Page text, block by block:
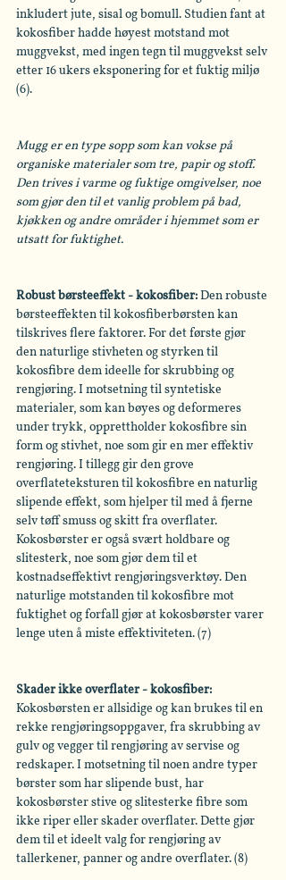
inkludert jute, sisal og bomull. Studien fant at
kokosfiber hadde høyest motstand mot
muggvekst, med ingen tegn til muggvekst selv
etter 16 ukers eksponering for et fuktig miljø
(6).
Mugg er en type sopp som kan vokse på
organiske materialer som tre, papir og stoff.
Den trives i varme og fuktige omgivelser, noe
som gjør den til et vanlig problem på bad,
kjøkken og andre områder i hjemmet som er
utsatt for fuktighet.
Robust børsteeffekt - kokosfiber: Den robuste
børsteeffekten til kokosfiberbørsten kan
tilskrives flere faktorer. For det første gjør
den naturlige stivheten og styrken til
kokosfibre dem ideelle for skrubbing og
rengjøring. I motsetning til syntetiske
materialer, som kan bøyes og deformeres
under trykk, opprettholder kokosfibre sin
form og stivhet, noe som gir en mer effektiv
rengjøring. I tillegg gir den grove
overflateteksturen til kokosfibre en naturlig
slipende effekt, som hjelper til med å fjerne
selv tøff smuss og skitt fra overflater.
Kokosbørster er også svært holdbare og
slitesterk, noe som gjør dem til et
kostnadseffektivt rengjøringsverktøy. Den
naturlige motstanden til kokosfibre mot
fuktighet og forfall gjør at kokosbørster varer
lenge uten å miste effektiviteten. (7)
Skader ikke overflater - kokosfiber:
Kokosbørsten er allsidige og kan brukes til en
rekke rengjøringsoppgaver, fra skrubbing av
gulv og vegger til rengjøring av servise og
redskaper. I motsetning til noen andre typer
børster som har slipende bust, har
kokosbørster stive og slitesterke fibre som
ikke riper eller skader overflater. Dette gjør
dem til et ideelt valg for rengjøring av
tallerkener, panner og andre overflater. (8)